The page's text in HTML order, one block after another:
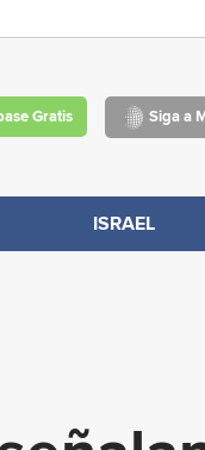
Gratis Siga a
ISRAEL